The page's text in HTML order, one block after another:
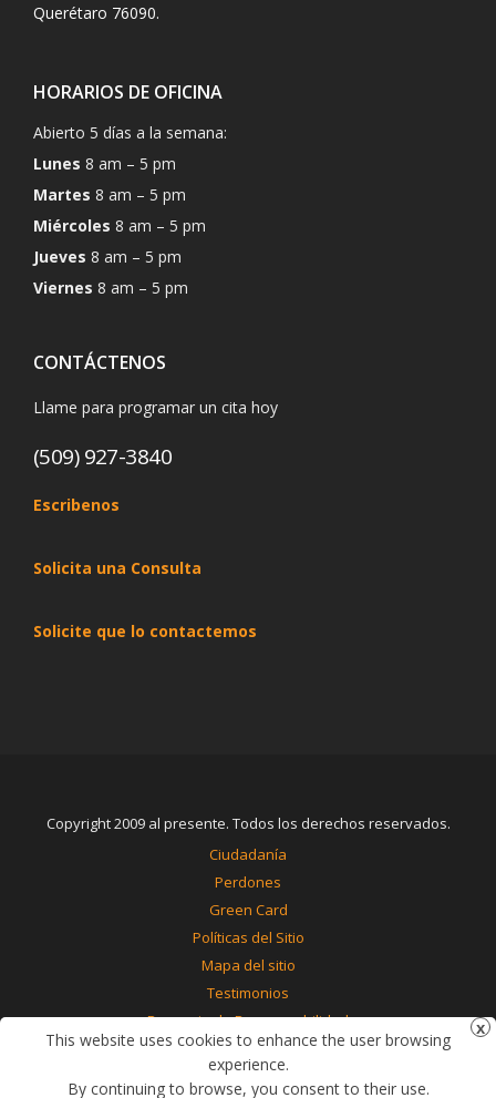
Querétaro 76090.
HORARIOS DE OFICINA
Abierto 5 días a la semana:
Lunes 8 am – 5 pm
Martes 8 am – 5 pm
Miércoles 8 am – 5 pm
Jueves 8 am – 5 pm
Viernes 8 am – 5 pm
CONTÁCTENOS
Llame para programar un cita hoy
(509) 927-3840
Escribenos
Solicita una Consulta
Solicite que lo contactemos
Copyright 2009 al presente. Todos los derechos reservados.
Ciudadanía
Perdones
Green Card
Políticas del Sitio
Mapa del sitio
Testimonios
Renuncia de Responsabilidad
Contáctenos
This website uses cookies to enhance the user browsing
experience.
By continuing to browse, you consent to their use.